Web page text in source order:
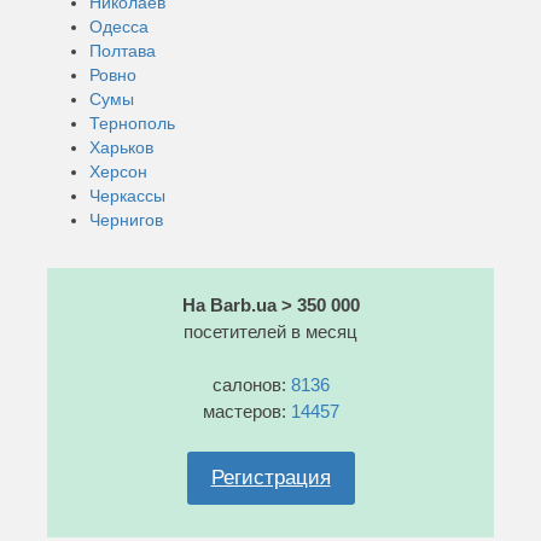
Одесса
Полтава
Ровно
Сумы
Тернополь
Харьков
Херсон
Черкассы
Чернигов
На Barb.ua > 350 000
посетителей в месяц
салонов: 8136
мастеров: 14457
Регистрация